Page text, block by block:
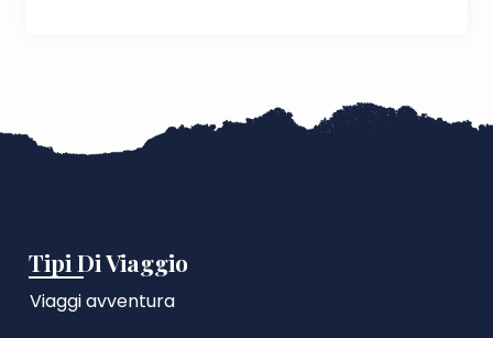
Tipi Di Viaggio
Viaggi avventura